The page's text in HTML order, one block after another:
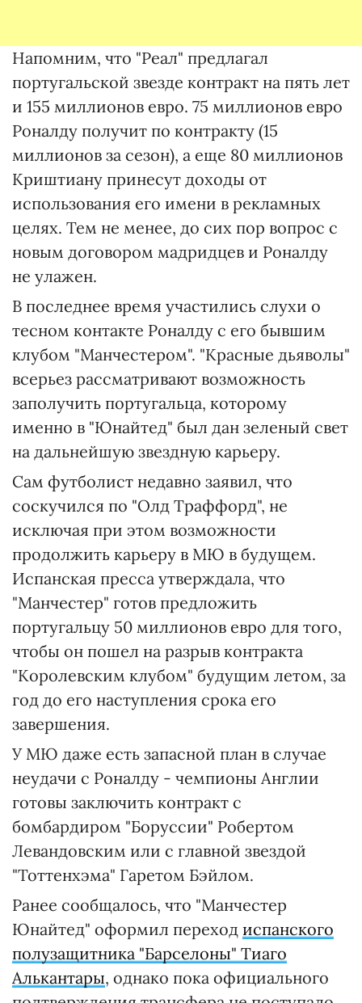
Напомним, что "Реал" предлагал
португальской звезде контракт на пять лет
и 155 миллионов евро. 75 миллионов евро
Роналду получит по контракту (15
миллионов за сезон), а еще 80 миллионов
Криштиану принесут доходы от
использования его имени в рекламных
целях. Тем не менее, до сих пор вопрос с
новым договором мадридцев и Роналду
не улажен.
В последнее время участились слухи о
тесном контакте Роналду с его бывшим
клубом "Манчестером". "Красные дьяволы"
всерьез рассматривают возможность
заполучить португальца, которому
именно в "Юнайтед" был дан зеленый свет
на дальнейшую звездную карьеру.
Сам футболист недавно заявил, что
соскучился по "Олд Траффорд", не
исключая при этом возможности
продолжить карьеру в МЮ в будущем.
Испанская пресса утверждала, что
"Манчестер" готов предложить
португальцу 50 миллионов евро для того,
чтобы он пошел на разрыв контракта
"Королевским клубом" будущим летом, за
год до его наступления срока его
завершения.
У МЮ даже есть запасной план в случае
неудачи с Роналду - чемпионы Англии
готовы заключить контракт с
бомбардиром "Боруссии" Робертом
Левандовским или с главной звездой
"Тоттенхэма" Гаретом Бэйлом.
Ранее сообщалось, что "Манчестер
Юнайтед" оформил переход испанского
полузащитника "Барселоны" Тиаго
Алькантары, однако пока официального